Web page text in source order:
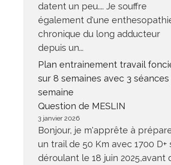
datent un peu.... Je souffre
également d'une
chronique du long adducteur
depuis un...
Plan entrainement travail
sur 8 semaines avec 3
semaine
Question de MESLIN
3 janvier 2026
Bonjour, je m'apprête à
un trail de 50 Km avec 1700 D+
déroulant le 18 juin 2025,avant